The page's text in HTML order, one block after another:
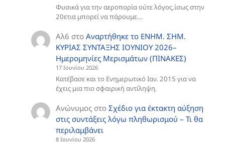
Φυσικά για την αεροπορία ούτε λόγος,ίσως στην
20ετια μπορεί να πάρουμε...
Αλ6 στοAναρτήθηκε το ENHM. ΣΗΜ.
ΚΥΡΙΑΣ ΣΥΝΤΑΞΗΣ ΙΟΥΝΙΟΥ 2026–
Ημερομηνίες Μερισμάτων (ΠΙΝΑΚΕΣ)
17 Ιουνίου 2026
Κατέβασε και το Ενημερωτικό Ιαν. 2015 για να
έχεις μια πιο σφαιρική αντίληψη.
Ανώνυμος στοΣχέδιο για έκτακτη αύξηση
στις συντάξεις λόγω πληθωρισμού – Τι θα
περιλαμβάνει
8 Ιουνίου 2026